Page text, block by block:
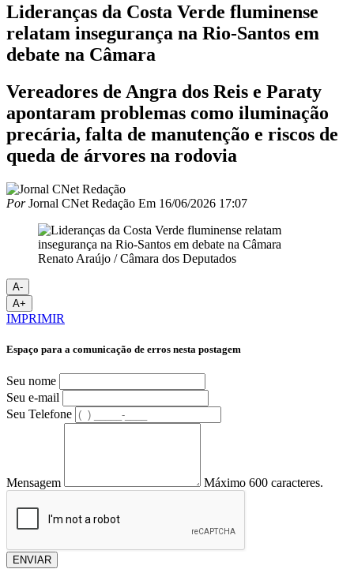
Lideranças da Costa Verde fluminense
relatam insegurança na Rio-Santos em
debate na Câmara
Vereadores de Angra dos Reis e Paraty
apontaram problemas como iluminação
precária, falta de manutenção e riscos de
queda de árvores na rodovia
PorJornal CNet Redação Em 16/06/2026 17:07
Renato Araújo / Câmara dos Deputados
A-
A+
IMPRIMIR
Espaço para a comunicação de erros nesta postagem
Seu nome
Seu e-mail
Seu Telefone
Mensagem Máximo 600 caracteres.
ENVIAR